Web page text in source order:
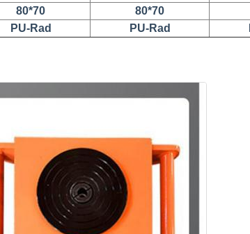
80*70 80*70
PU-Rad PU-Rad